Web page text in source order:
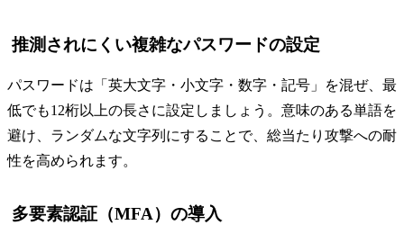
推測されにくい複雑なパスワードの設定
パスワードは「英大文字・小文字・数字・記号」を混ぜ、最
低でも12桁以上の長さに設定しましょう。意味のある単語を
避け、ランダムな文字列にすることで、総当たり攻撃への耐
性を高められます。
多要素認証（MFA）の導入